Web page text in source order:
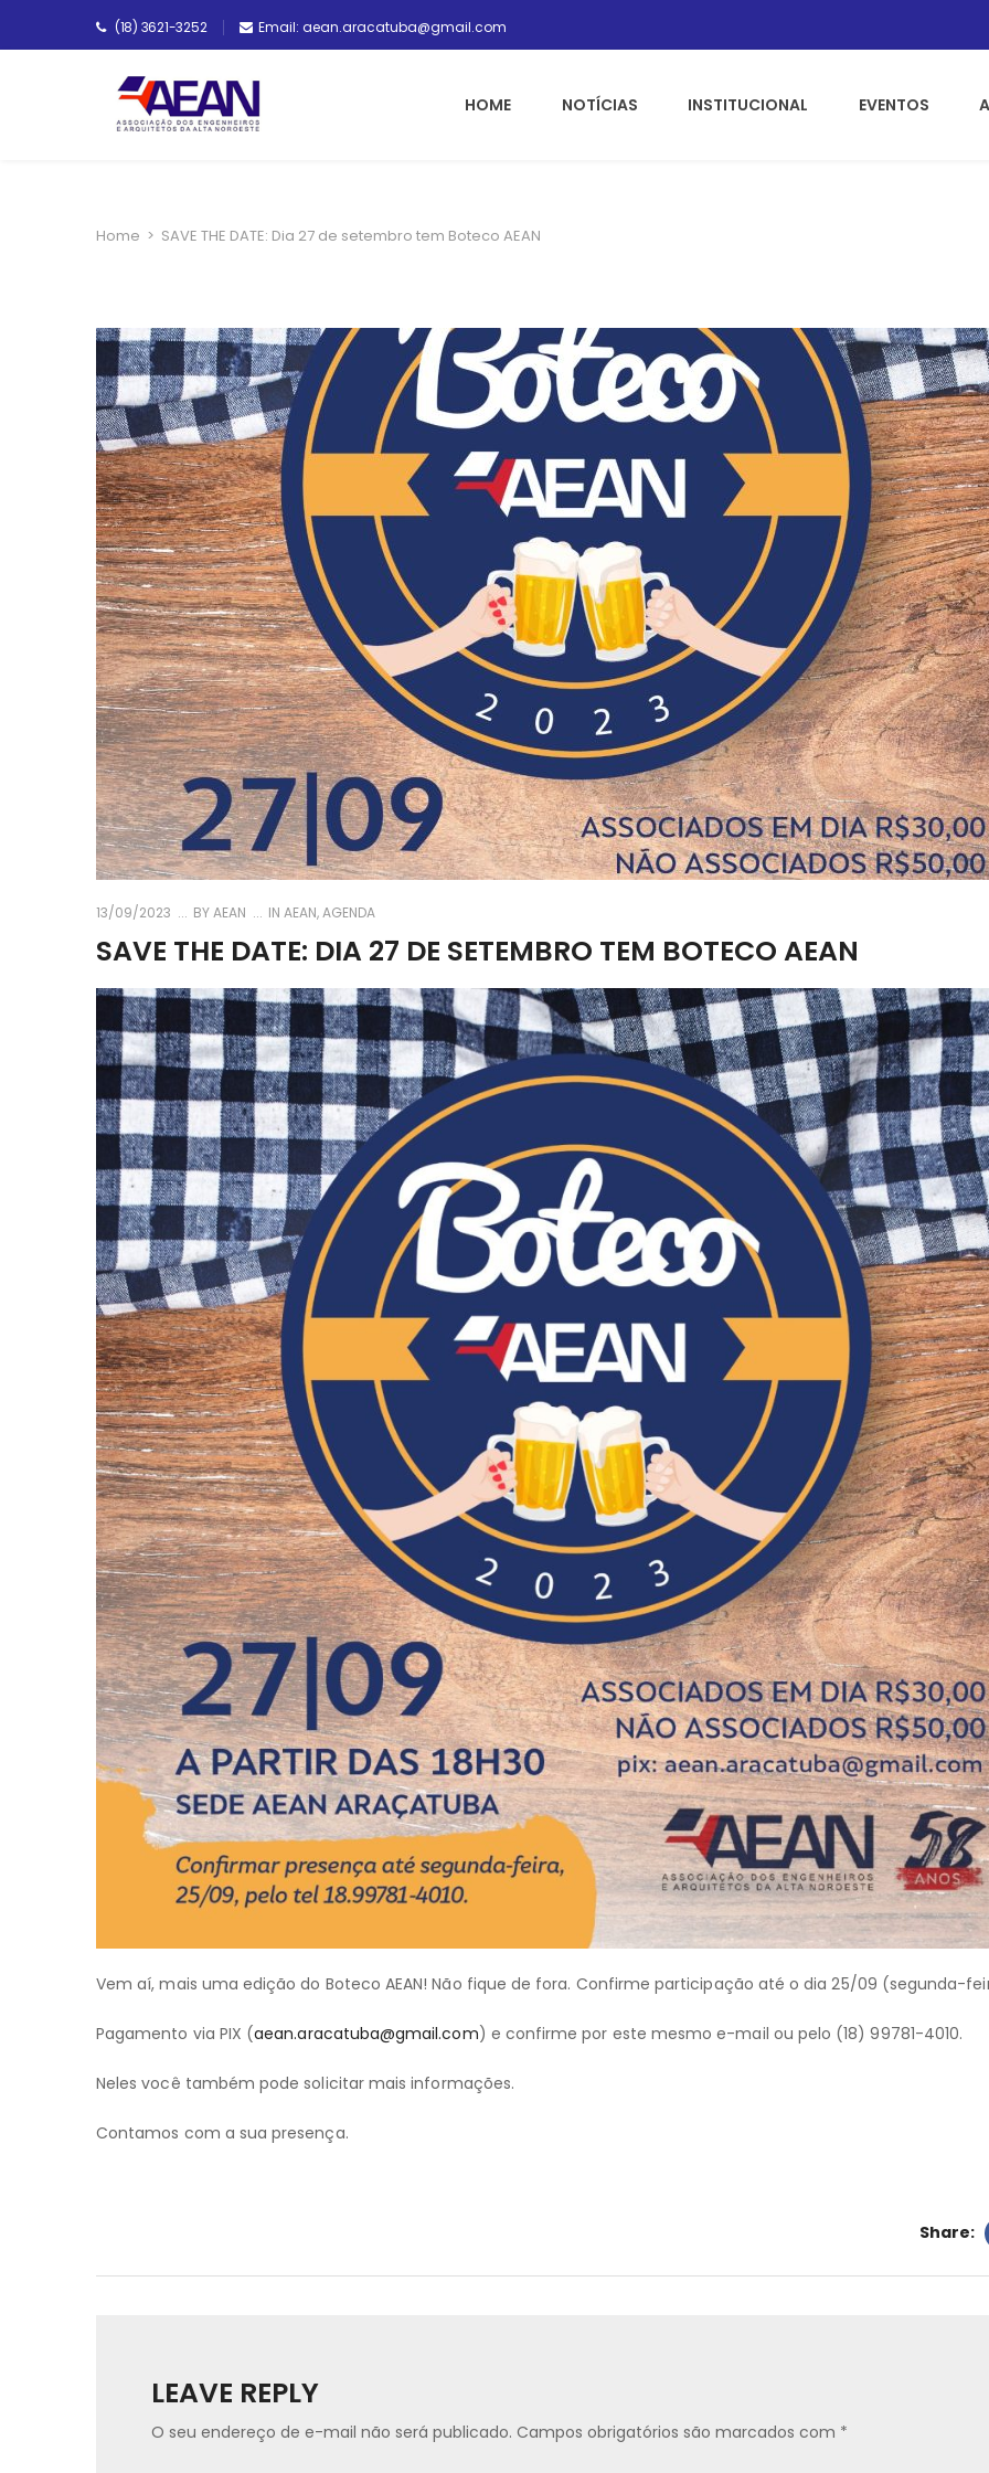
(18) 3621-3252 Email: aean.aracatuba@gmail.com
HOME NOTÍCIAS INSTITUCIONAL EVENTOS
Home > SAVE THE DATE: Dia 27 de setembro tem Boteco AEAN
13/09/2023 BYAEAN IN AEAN,AGENDA
SAVE THE DATE: DIA 27 DE SETEMBRO TEM BOTECO AEAN
Vem aí, mais uma edição do Boteco AEAN! Não fique de fora. Confirme participação até o dia 25/09 (segunda-
Pagamento via PIX (aean.aracatuba@gmail.com) e confirme por este mesmo e-mail ou pelo (18) 99781-4010.
Neles você também pode solicitar mais informações.
Contamos com a sua presença.
Share:
LEAVE REPLY
O seu endereço de e-mail não será publicado. Campos obrigatórios são marcados com *